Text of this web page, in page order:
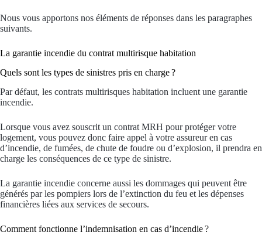
Nous vous apportons nos éléments de réponses dans les paragraphes
suivants.
La garantie incendie du contrat multirisque habitation
Quels sont les types de sinistres pris en charge ?
Par défaut, les contrats multirisques habitation incluent une garantie
incendie.
Lorsque vous avez souscrit un contrat MRH pour protéger votre
logement, vous pouvez donc faire appel à votre assureur en cas
d’incendie, de fumées, de chute de foudre ou d’explosion, il prendra en
charge les conséquences de ce type de sinistre.
La garantie incendie concerne aussi les dommages qui peuvent être
générés par les pompiers lors de l’extinction du feu et les dépenses
financières liées aux services de secours.
Comment fonctionne l’indemnisation en cas d’incendie ?